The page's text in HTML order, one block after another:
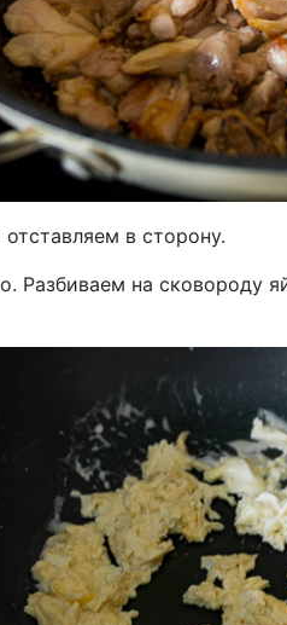
в сторону.
Разбиваем на сковороду